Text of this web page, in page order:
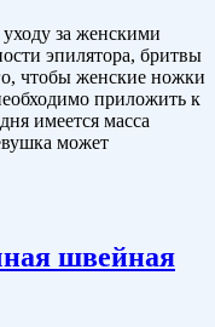
за женскими
эпилятора, бритвы
чтобы женские ножки
приложить к
имеется масса
может
швейная